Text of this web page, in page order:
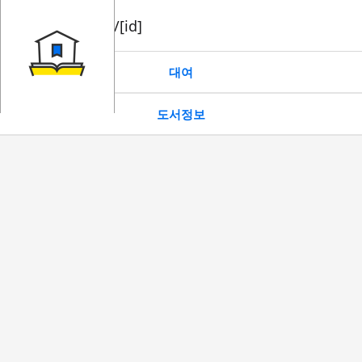
book/rent/[id]
대여
도서정보